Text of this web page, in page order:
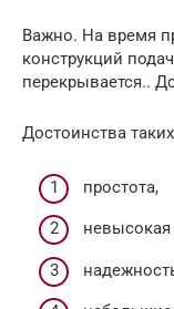
Важно. На время
конструкций
перекрывается..
Достоинства
простота,
невысокая